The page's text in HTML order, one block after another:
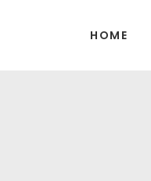
HOME